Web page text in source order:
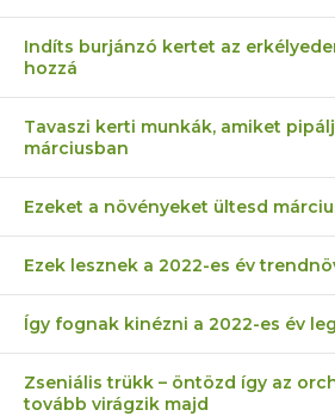
Indíts burjánzó kertet az
hozzá
Tavaszi kerti munkák, amiket
márciusban
Ezeket a növényeket ültesd
Ezek lesznek a 2022-es év
Így fognak kinézni a 2022-es év
Zseniális trükk – öntözd így az
tovább virágzik majd